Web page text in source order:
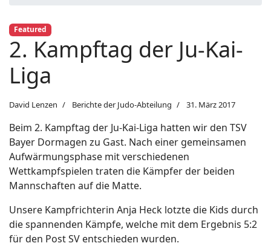
Featured
2. Kampftag der Ju-Kai-
Liga
David Lenzen Berichte der Judo-Abteilung 31. März 2017
Beim 2. Kampftag der Ju-Kai-Liga hatten wir den TSV
Bayer Dormagen zu Gast. Nach einer gemeinsamen
Aufwärmungsphase mit verschiedenen
Wettkampfspielen traten die Kämpfer der beiden
Mannschaften auf die Matte.
Unsere Kampfrichterin Anja Heck lotzte die Kids durch
die spannenden Kämpfe, welche mit dem Ergebnis 5:2
für den Post SV entschieden wurden.